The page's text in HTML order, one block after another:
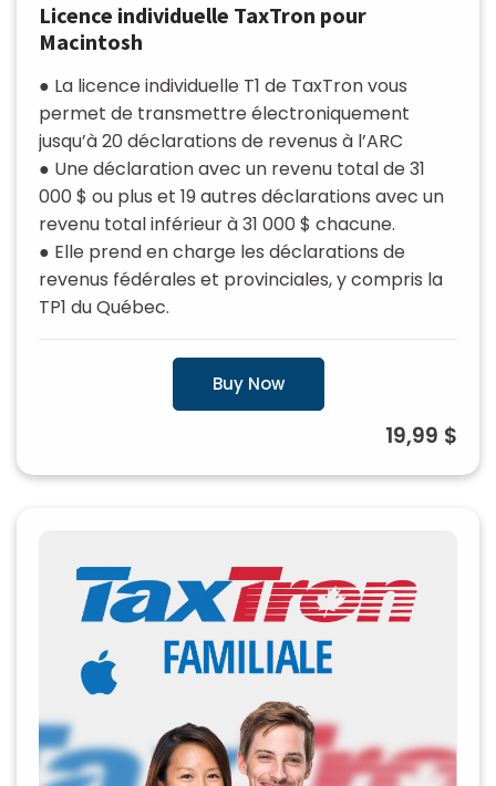
Licence individuelle TaxTron pour
Macintosh
● La licence individuelle T1 de TaxTron vous
permet de transmettre électroniquement
jusqu’à 20 déclarations de revenus à l’ARC
● Une déclaration avec un revenu total de 31
000 $ ou plus et 19 autres déclarations avec un
revenu total inférieur à 31 000 $ chacune.
● Elle prend en charge les déclarations de
revenus fédérales et provinciales, y compris la
TP1 du Québec.
Buy Now
19,99 $